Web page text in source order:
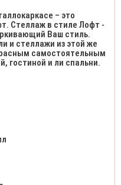
– это
Стеллаж в стиле Лофт -
Ваш стиль.
и стеллажи из этой же
самостоятельным
гостиной и ли спальни.